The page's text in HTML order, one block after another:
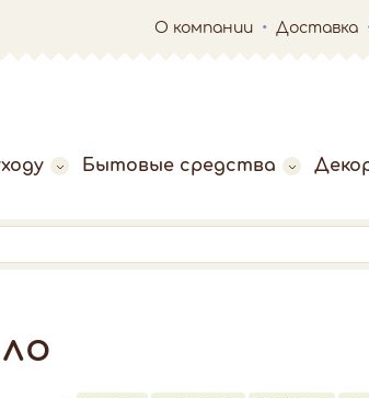
О компании Доставка
Бытовые средства